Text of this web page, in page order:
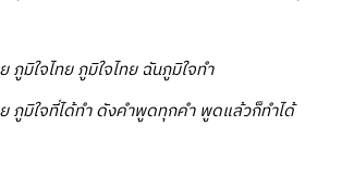
ภูมิใจไทย ภูมิใจไทย ฉันภูมิใจทำ
ภูมิใจที่ได้ทำ ดังคำพูดทุกคำ พูดแล้วก็ทำได้